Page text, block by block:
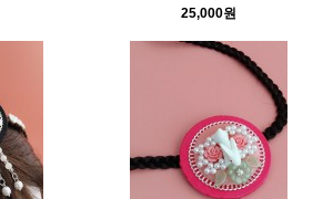
25,000원